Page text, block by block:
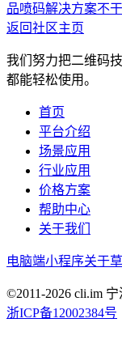
品喷码解决方案不
返回社区主页
我们努力把二维码
都能轻松使用。
首页
平台介绍
场景应用
行业应用
价格方案
帮助中心
关于我们
电脑端小程序关于
©2011-2026 cli.im
浙ICP备12002384号